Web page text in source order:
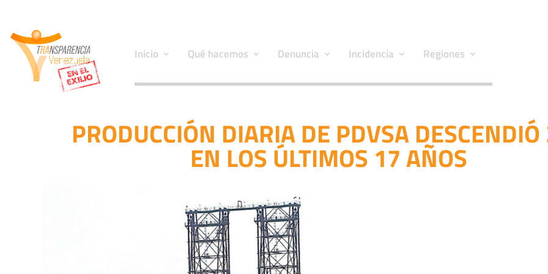
Inicio Qué hacemos Denuncia Incidencia Regiones
PRODUCCIÓN DIARIA DE PDVSA DESCENDIÓ
EN LOS ÚLTIMOS 17 AÑOS